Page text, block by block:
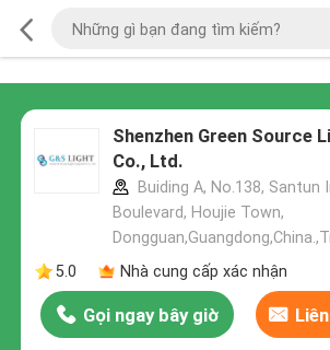
Shenzhen Green Source
Co., Ltd.
Buiding A, No.138, Santun
Boulevard, Houjie Town,
5.0
Nhà cung cấp xác nhận
Gọi ngay bây giờ